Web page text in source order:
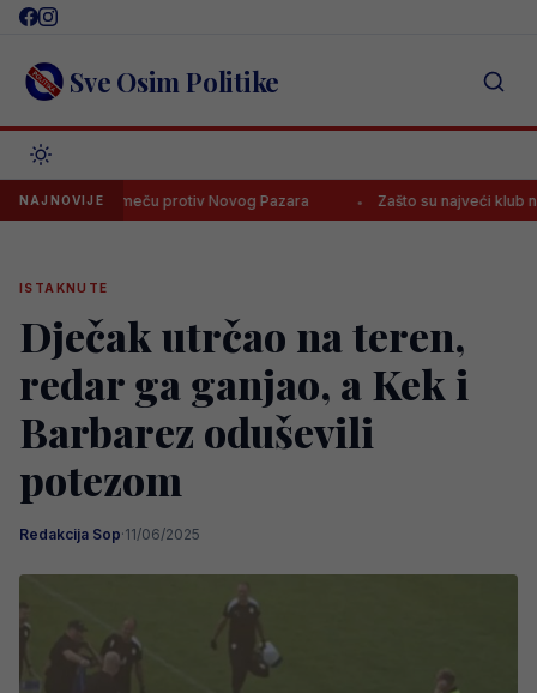
Skip
content Sve Osim Politike
NAJNOVIJE
meču protiv Novog Pazara Zašto su najveći klub na svijetu?
ISTAKNUTE
Dječak utrčao na teren,
redar ga ganjao, a Kek i
Barbarez oduševili
potezom
Redakcija Sop·11/06/2025